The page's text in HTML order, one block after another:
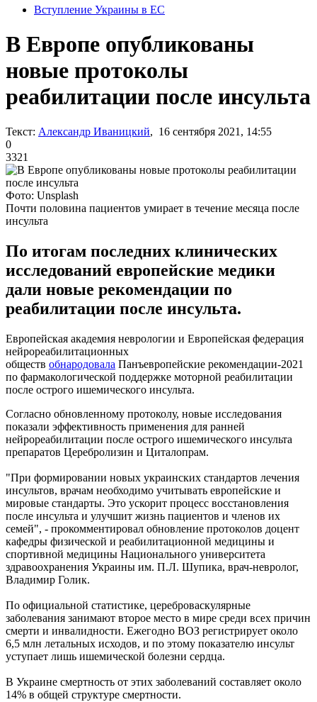
Вступление Украины в ЕС
В Европе опубликованы
новые протоколы
реабилитации после инсульта
Текст: Александр Иваницкий, 16 сентября 2021, 14:55
0
3321
Фото: Unsplash
Почти половина пациентов умирает в течение месяца после
инсульта
По итогам последних клинических
исследований европейские медики
дали новые рекомендации по
реабилитации после инсульта.
Европейская академия неврологии и Европейская федерация
нейрореабилитационных
обществ обнародовала Панъевропейские рекомендации-2021
по фармакологической поддержке моторной реабилитации
после острого ишемического инсульта.
Согласно обновленному протоколу, новые исследования
показали эффективность применения для ранней
нейрореабилитации после острого ишемического инсульта
препаратов Церебролизин и Циталопрам.
"При формировании новых украинских стандартов лечения
инсультов, врачам необходимо учитывать европейские и
мировые стандарты. Это ускорит процесс восстановления
после инсульта и улучшит жизнь пациентов и членов их
семей", - прокомментировал обновление протоколов доцент
кафедры физической и реабилитационной медицины и
спортивной медицины Национального университета
здравоохранения Украины им. П.Л. Шупика, врач-невролог,
Владимир Голик.
По официальной статистике, цереброваскулярные
заболевания занимают второе место в мире среди всех причин
смерти и инвалидности. Ежегодно ВОЗ регистрирует около
6,5 млн летальных исходов, и по этому показателю инсульт
уступает лишь ишемической болезни сердца.
В Украине смертность от этих заболеваний составляет около
14% в общей структуре смертности.